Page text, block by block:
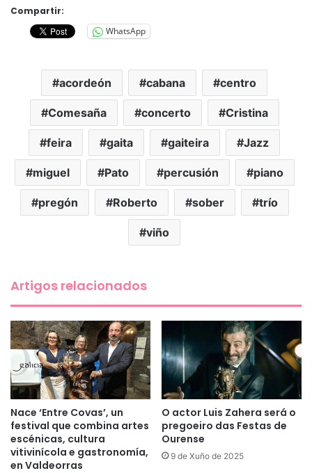
Compartir:
WhatsApp
acordeón cabana centro
Comesaña concerto Cristina
feira gaita gaiteira Jazz
miguel Pato percusión piano
pregón Roberto sober trío
viño
Artigos relacionados
Nace ‘Entre Covas’, un
festival que combina artes
escénicas, cultura
vitivinícola e gastronomía,
en Valdeorras
O actor Luis Zahera será o
pregoeiro das Festas de
Ourense
9 de Xuño de 2025